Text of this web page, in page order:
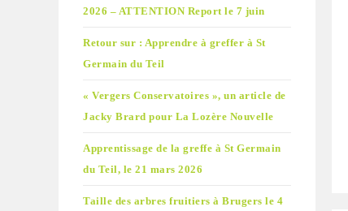
2026 – ATTENTION Report le 7 juin
Retour sur : Apprendre à greffer à St
Germain du Teil
« Vergers Conservatoires », un article de
Jacky Brard pour La Lozère Nouvelle
Apprentissage de la greffe à St Germain
du Teil, le 21 mars 2026
Taille des arbres fruitiers à Brugers le 4